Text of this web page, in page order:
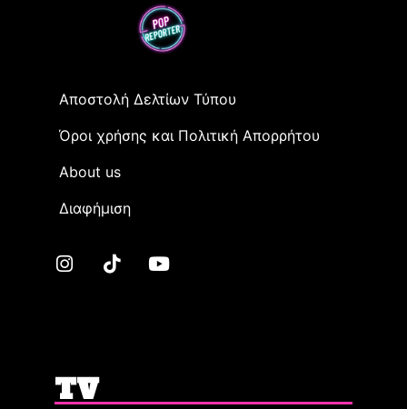
Αποστολή Δελτίων Τύπου
Όροι χρήσης και Πολιτική Απορρήτου
Αbout us
Διαφήμιση
TV